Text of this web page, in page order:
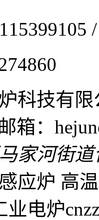
科技有限
箱：
家河街
应炉 高
业电炉